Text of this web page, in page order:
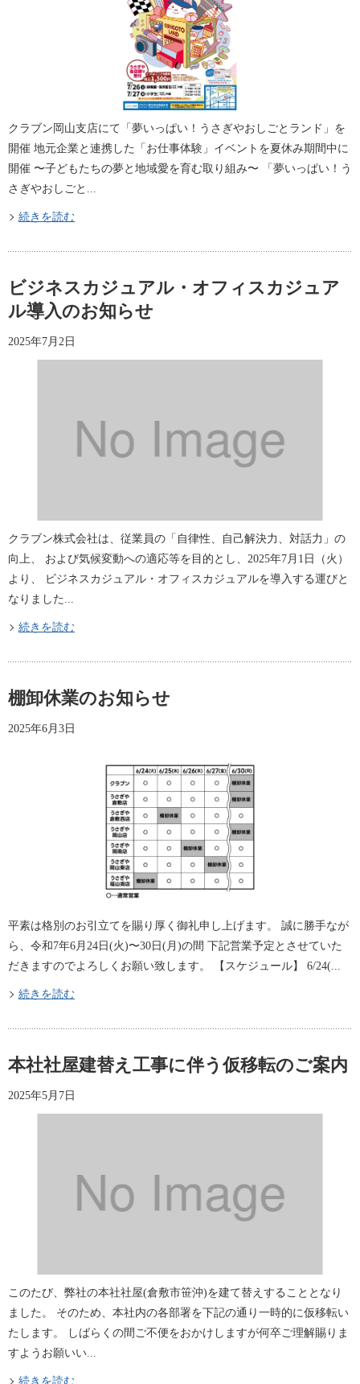
クラブン岡山支店にて「夢いっぱい！うさぎやおしごとランド」を
開催 地元企業と連携した「お仕事体験」イベントを夏休み期間中に
開催 〜⼦どもたちの夢と地域愛を育む取り組み〜 「夢いっぱい！う
さぎやおしごと...
続きを読む
ビジネスカジュアル・オフィスカジュア
ル導入のお知らせ
2025年7月2日
クラブン株式会社は、従業員の「自律性、自己解決力、対話力」の
向上、 および気候変動への適応等を目的とし、2025年7月1日（火）
より、 ビジネスカジュアル・オフィスカジュアルを導入する運びと
なりました...
続きを読む
棚卸休業のお知らせ
2025年6月3日
平素は格別のお引立てを賜り厚く御礼申し上げます。 誠に勝手なが
ら、令和7年6月24日(火)〜30日(月)の間 下記営業予定とさせていた
だきますのでよろしくお願い致します。 【スケジュール】 6/24(...
続きを読む
本社社屋建替え工事に伴う仮移転のご案内
2025年5月7日
このたび、弊社の本社社屋(倉敷市笹沖)を建て替えすることとなり
ました。 そのため、本社内の各部署を下記の通り一時的に仮移転い
たします。 しばらくの間ご不便をおかけしますが何卒ご理解賜りま
すようお願いい...
続きを読む